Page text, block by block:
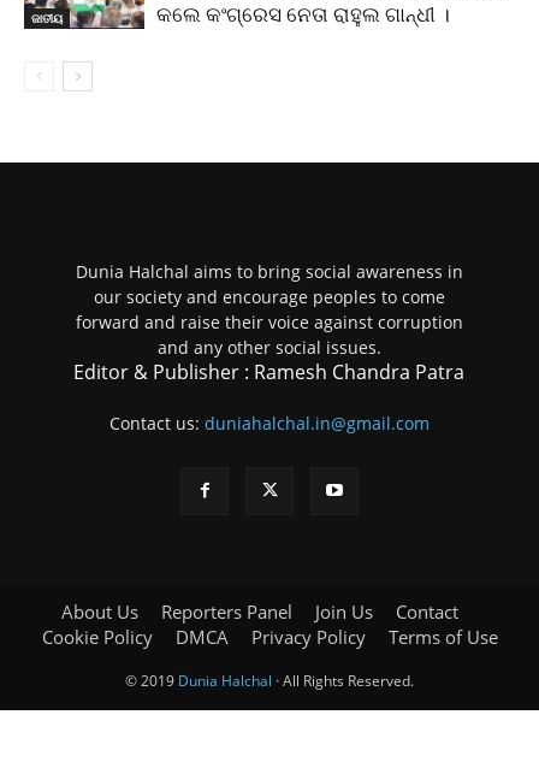
ଜାତୀୟ
କଲେ କଂଗ୍ରେସ ନେତା ରାହୁଲ ଗାନ୍ଧୀ ।
Dunia Halchal aims to bring social awareness in
our society and encourage peoples to come
forward and raise their voice against corruption
and any other social issues.
Editor & Publisher : Ramesh Chandra Patra
Contact us: duniahalchal.in@gmail.com
About Us Reporters Panel Join Us
Contact
Cookie Policy
DMCA Privacy Policy Terms of Use
© 2019 Dunia Halchal · All Rights Reserved.